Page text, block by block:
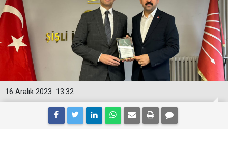
13:32
16 Aralık 2023